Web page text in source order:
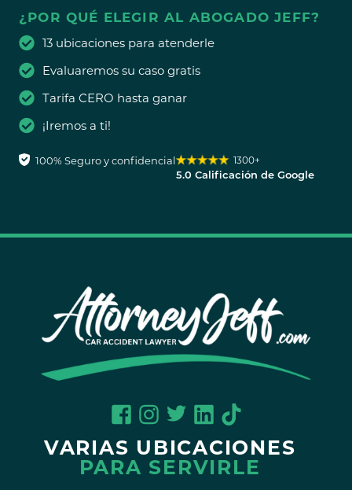
¿POR QUÉ ELEGIR AL ABOGADO JEFF?
13 ubicaciones para atenderle
Evaluaremos su caso gratis
Tarifa CERO hasta ganar
¡Iremos a ti!
100% Seguro y confidencial 1300+
5.0 Calificación de Google
VARIAS UBICACIONES
PARA SERVIRLE